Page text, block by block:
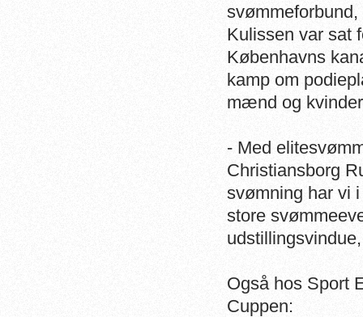
svømmeforbund,
Kulissen var sat
Københavns
kamp om
mænd og
- Med
Christiansborg
svømning har vi
store
Også hos Sport
Cuppen: